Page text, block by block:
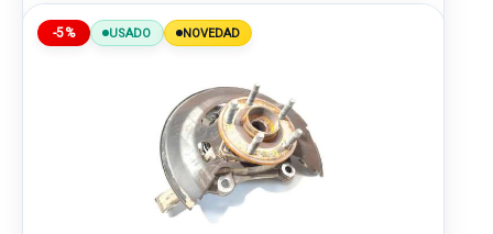
-5% USADO NOVEDAD